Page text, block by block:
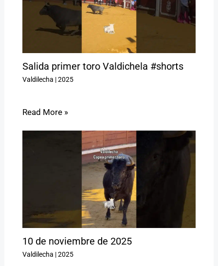
Salida primer toro Valdichela #shorts
Valdilecha |2025
Read More »
10 de noviembre de 2025
Valdilecha |2025